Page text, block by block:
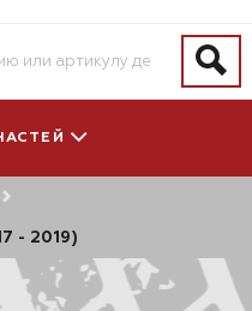
АГРЕГАТАМ
- 2019)